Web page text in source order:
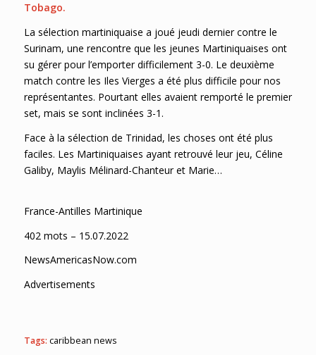
Tobago.
La sélection martiniquaise a joué jeudi dernier contre le
Surinam, une rencontre que les jeunes Martiniquaises ont
su gérer pour l’emporter difficilement 3-0. Le deuxième
match contre les Iles Vierges a été plus difficile pour nos
représentantes. Pourtant elles avaient remporté le premier
set, mais se sont inclinées 3-1.
Face à la sélection de Trinidad, les choses ont été plus
faciles. Les Martiniquaises ayant retrouvé leur jeu, Céline
Galiby, Maylis Mélinard-Chanteur et Marie…
France-Antilles Martinique
402 mots – 15.07.2022
NewsAmericasNow.com
Advertisements
Tags: caribbean news